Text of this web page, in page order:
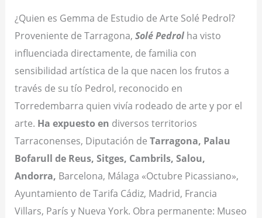
¿Quien es Gemma de Estudio de Arte Solé Pedrol?
Proveniente de Tarragona,Solé Pedrol ha visto
influenciada directamente, de familia con
sensibilidad artística de la que nacen los frutos a
través de su tío Pedrol, reconocido en
Torredembarra quien vivía rodeado de arte y por el
arte. Ha expuesto en diversos territorios
Tarraconenses, Diputación deTarragona, Palau
Bofarull de Reus, Sitges, Cambrils, Salou,
Andorra, Barcelona, Málaga «Octubre Picassiano»,
Ayuntamiento de Tarifa Cádiz, Madrid, Francia
Villars, París y Nueva York. Obra permanente: Museo